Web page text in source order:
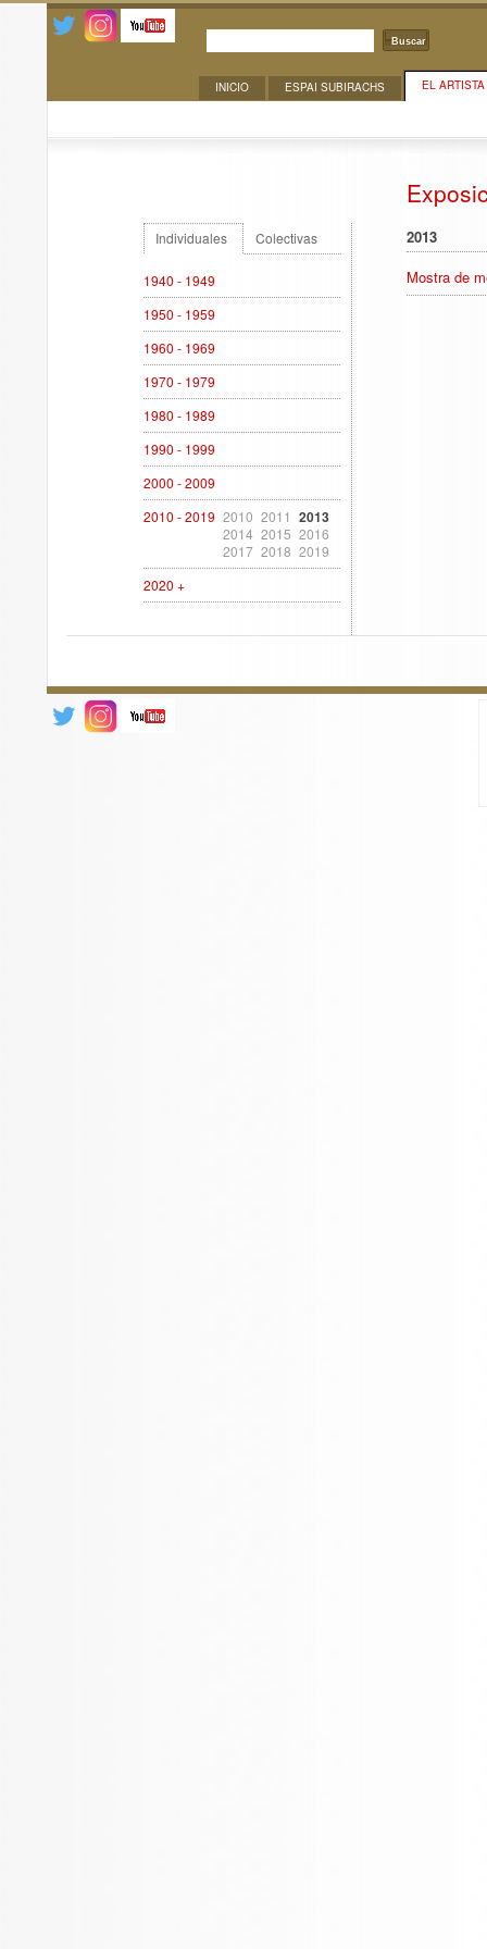
Buscar
EL ARTISTA
ESPAI SUBIRACHS
INICIO
Individuales Colectivas
1940 - 1949
1950 - 1959
1960 - 1969
1970 - 1979
1980 - 1989
1990 - 1999
2000 - 2009
2010 - 2019 2010 2011 2013
2014 2015 2016
2017 2018 2019
2020 +
2013
Mostra de